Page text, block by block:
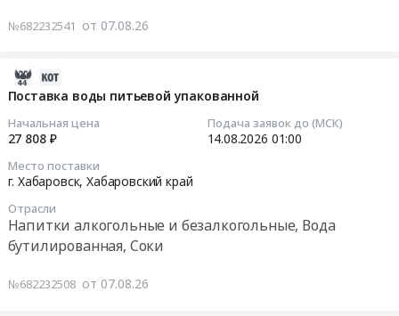
№682232541 от 07.08.26
Поставка воды питьевой упакованной
Начальная цена
27 808 ₽
Подача заявок до (МСК)
14.08.2026 01:00
Место поставки
г. Хабаровск,Хабаровский край
Отрасли
Напитки алкогольные и безалкогольные, Вода
бутилированная, Соки
№682232508 от 07.08.26